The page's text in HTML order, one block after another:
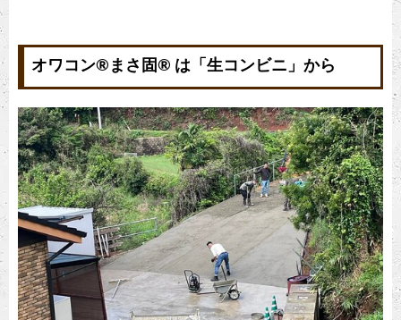
オワコン®︎まさ固®︎ は「生コンビニ」から